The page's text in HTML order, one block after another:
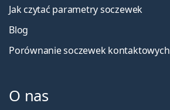
Jak czytać parametry soczewek
Blog
Porównanie soczewek kontaktowych
O nas